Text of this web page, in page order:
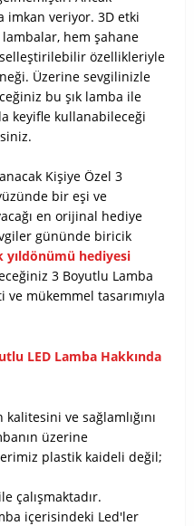
imkan veriyor. 3D etki
lambalar, hem şahane
özellikleriyle
Üzerine sevgilinizle
bu şık lamba ile
keyifle kullanabileceği
Kişiye Özel 3
bir eşi ve
en orijinal hediye
gününde biricik
yıldönümü hediyesi
3 Boyutlu Lamba
ve mükemmel tasarımıyla
LED Lamba Hakkında
kalitesini ve sağlamlığını
üzerine
plastik kaideli değil;
çalışmaktadır.
içerisindeki Led'ler